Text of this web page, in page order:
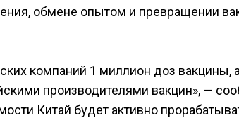
обмене опытом и превращении
компаний 1 миллион доз вакцины,
производителями вакцин», —
Китай будет активно